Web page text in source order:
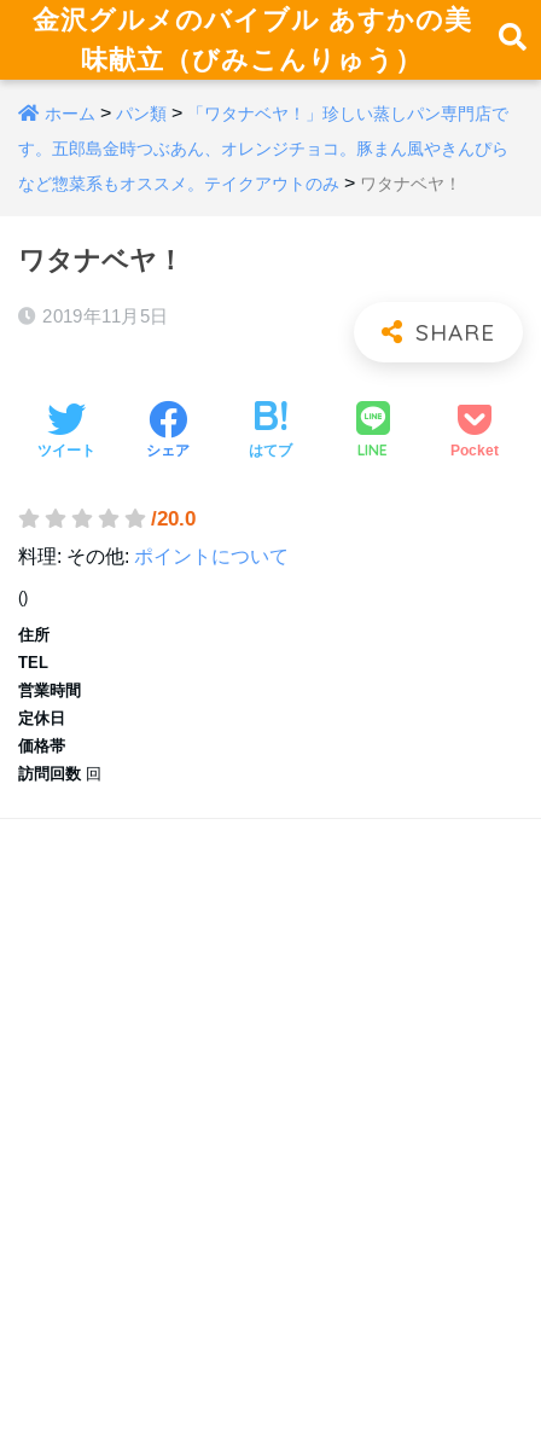
金沢グルメのバイブル あすかの美
味献立（びみこんりゅう）
ホーム > パン類 >
「ワタナベヤ！」珍しい蒸しパン専門店で
す。五郎島金時つぶあん、オレンジチョコ。豚まん風やきんぴら
など惣菜系もオススメ。テイクアウトのみ > ワタナベヤ！
ワタナベヤ！
2019年11月5日
ツイート シェア はてブ LINE Pocket
/20.0
料理: その他: ポイントについて
()
住所
TEL
営業時間
定休日
価格帯
訪問回数 回